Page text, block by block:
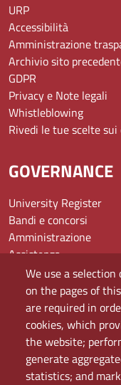
We use a
on the pages of
are required in
cookies, which
the website;
generate
statistics; and
URP
Accessibilità
Amministrazione
Archivio sito
GDPR
Privacy e Note legali
Whistleblowing
Rivedi le tue scelte sui
GOVERNANCE
University Register
Bandi e concorsi
Amministrazione
Assistenza
Domande frequenti
Elenco dei siti tematici
Mappa del sito
PEC
Rete Wi-Fi Eduroam
Servizio Proxy
Guida all’uso del